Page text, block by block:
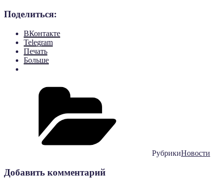
Поделиться:
ВКонтакте
Telegram
Печать
Больше
РубрикиНовости
Добавить комментарий